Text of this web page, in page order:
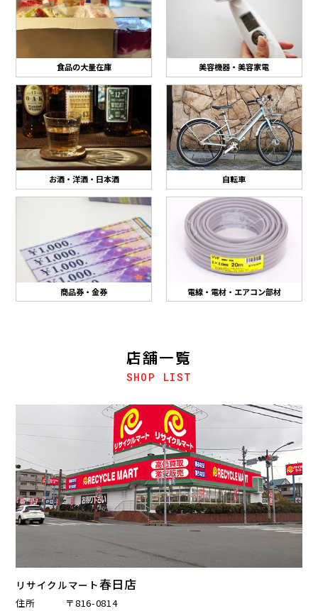
食品の大量在庫 美容機器・美容家電
お酒・洋酒・日本酒 自転車
商品券・金券 電線・電材・エアコン部材
店舗一覧
SHOP LIST
リサイクルマート春日店
住所
〒816-0814